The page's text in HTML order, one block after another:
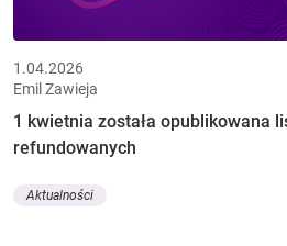
1.04.2026
Emil Zawieja
1 kwietnia została opublikowana
refundowanych
Aktualności